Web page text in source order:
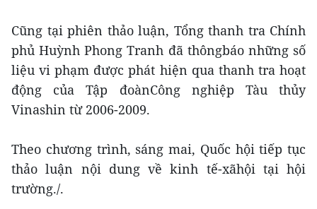
Cũng tại phiên thảo luận, Tổng thanh tra Chính
phủ Huỳnh Phong Tranh đã thôngbáo những số
liệu vi phạm được phát hiện qua thanh tra hoạt
động của Tập đoànCông nghiệp Tàu thủy
Vinashin từ 2006-2009.
Theo chương trình, sáng mai, Quốc hội tiếp tục
thảo luận nội dung về kinh tế-xãhội tại hội
trường./.